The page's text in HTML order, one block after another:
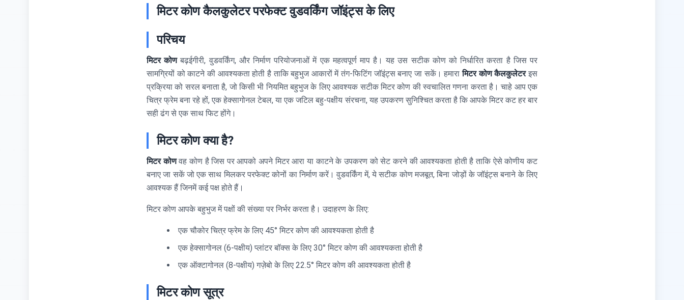
मिटर कोण कैलकुलेटर परफेक्ट वुडवर्किंग जॉइंट्स के लिए
परिचय
मिटर कोणबढ़ईगीरी, वुडवर्किंग, और निर्माण परियोजनाओं में एक महत्वपूर्ण माप है। यह उस सटीक कोण को निर्धारित करता है जिस पर
सामग्रियों को काटने की आवश्यकता होती है ताकि बहुभुज आकारों में तंग-फिटिंग जॉइंट्स बनाए जा सकें। हमारामिटर कोण कैलकुलेटरइस
प्रक्रिया को सरल बनाता है, जो किसी भी नियमित बहुभुज के लिए आवश्यक सटीक मिटर कोण की स्वचालित गणना करता है। चाहे आप एक
चित्र फ्रेम बना रहे हों, एक हेक्सागोनल टेबल, या एक जटिल बहु-पक्षीय संरचना, यह उपकरण सुनिश्चित करता है कि आपके मिटर कट हर बार
सही ढंग से एक साथ फिट होंगे।
मिटर कोण क्या है?
मिटर कोणवह कोण है जिस पर आपको अपने मिटर आरा या काटने के उपकरण को सेट करने की आवश्यकता होती है ताकि ऐसे कोणीय कट
बनाए जा सकें जो एक साथ मिलकर परफेक्ट कोनों का निर्माण करें। वुडवर्किंग में, ये सटीक कोण मजबूत, बिना जोड़ों के जॉइंट्स बनाने के लिए
आवश्यक हैं जिनमें कई पक्ष होते हैं।
मिटर कोण आपके बहुभुज में पक्षों की संख्या पर निर्भर करता है। उदाहरण के लिए:
एक चौकोर चित्र फ्रेम के लिए 45° मिटर कोण की आवश्यकता होती है
एक हेक्सागोनल (6-पक्षीय) प्लांटर बॉक्स के लिए 30° मिटर कोण की आवश्यकता होती है
एक ऑक्टागोनल (8-पक्षीय) गज़ेबो के लिए 22.5° मिटर कोण की आवश्यकता होती है
मिटर कोण सूत्र